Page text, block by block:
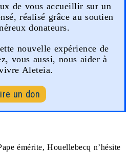
de vous accueillir sur un
réalisé grâce au soutien
donateurs.
nouvelle expérience de
vous aussi, nous aider à
Aleteia.
un don
émérite, Houellebecq n’hésite